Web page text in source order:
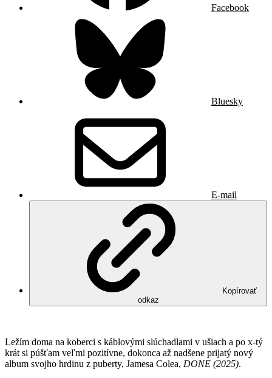
Facebook
Bluesky
E-mail
Kopírovať
odkaz
Ležím doma na koberci s káblovými slúchadlami v ušiach a po x-tý
krát si púšťam veľmi pozitívne, dokonca až nadšene prijatý nový
album svojho hrdinu z puberty, Jamesa Colea, DONE (2025).